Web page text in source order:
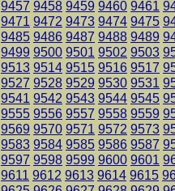
9457 9458 9459 9460 9461
9471 9472 9473 9474 9475
9485 9486 9487 9488 9489
9499 9500 9501 9502 9503
9513 9514 9515 9516 9517
9527 9528 9529 9530 9531
9541 9542 9543 9544 9545
9555 9556 9557 9558 9559
9569 9570 9571 9572 9573
9583 9584 9585 9586 9587
9597 9598 9599 9600 9601
9611 9612 9613 9614 9615